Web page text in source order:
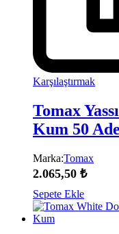
Karşılaştırmak
Tomax
Kum 50
Marka:Tomax
2.065,50 ₺
Sepete Ekle